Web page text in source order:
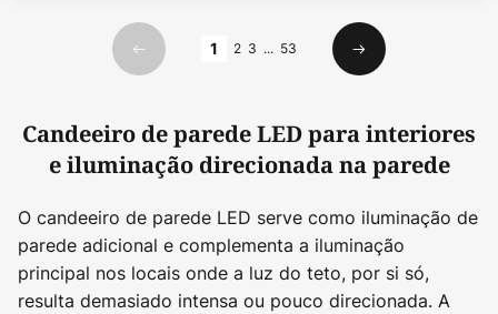
Anterior
1 2 3 ... 53
Seguinte
Candeeiro de parede LED para interiores
e iluminação direcionada na parede
O candeeiro de parede LED serve como iluminação de
parede adicional e complementa a iluminação
principal nos locais onde a luz do teto, por si só,
resulta demasiado intensa ou pouco direcionada. A